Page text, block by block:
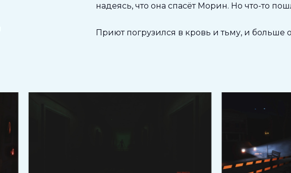
надеясь, что она спасёт Морин. Но что-то
Приют погрузился в кровь и тьму, и больше